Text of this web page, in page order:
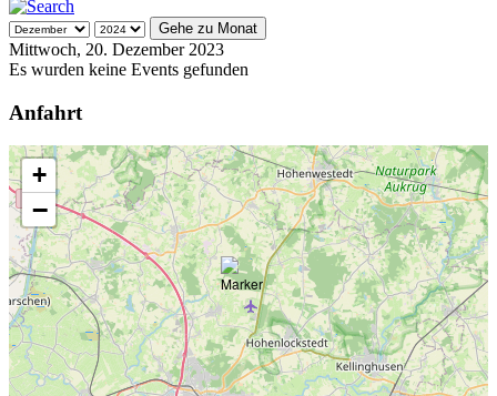
Gehe zu Monat
Mittwoch, 20. Dezember 2023
Es wurden keine Events gefunden
Anfahrt
+
−